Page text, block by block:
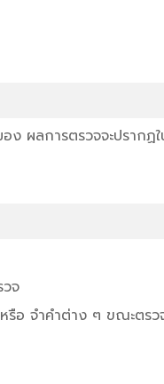
ผลการตรวจจะปรากฏ
จ
รือ จำคำต่าง ๆ ขณะตรว